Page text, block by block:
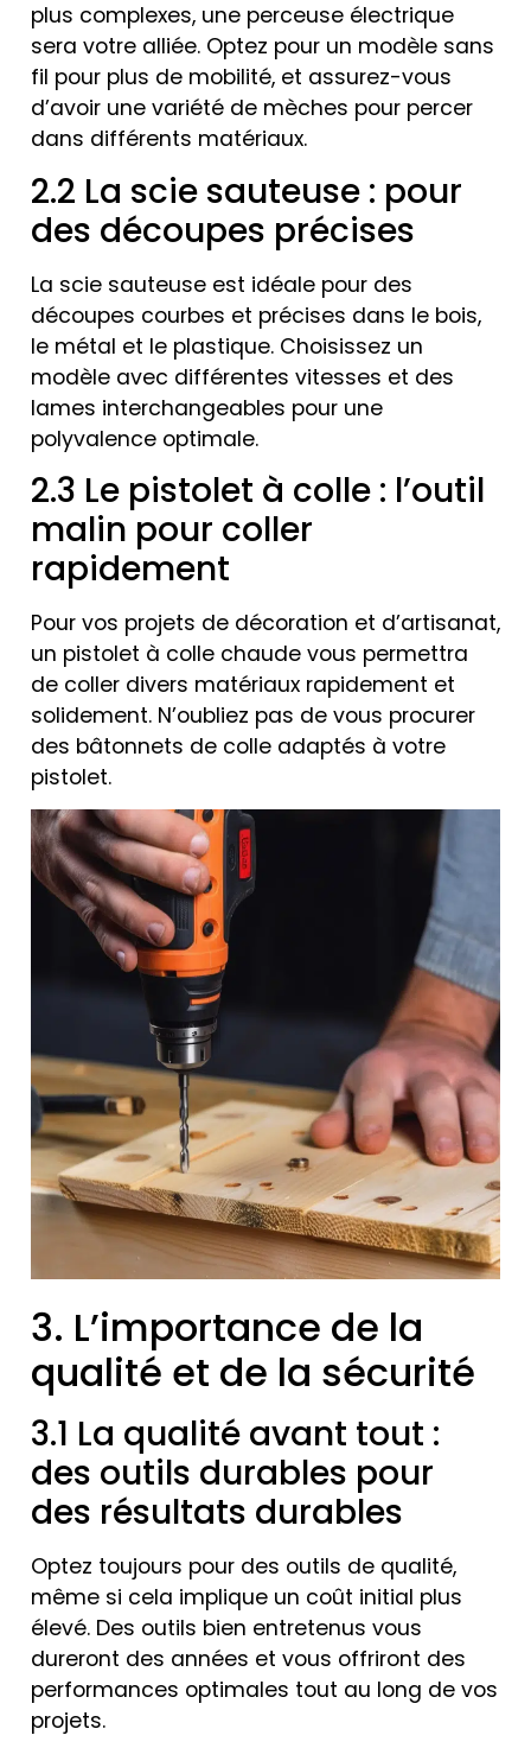
plus complexes, une perceuse électrique
sera votre alliée. Optez pour un modèle sans
fil pour plus de mobilité, et assurez-vous
d’avoir une variété de mèches pour percer
dans différents matériaux.
2.2 La scie sauteuse : pour
des découpes précises
La scie sauteuse est idéale pour des
découpes courbes et précises dans le bois,
le métal et le plastique. Choisissez un
modèle avec différentes vitesses et des
lames interchangeables pour une
polyvalence optimale.
2.3 Le pistolet à colle : l’outil
malin pour coller
rapidement
Pour vos projets de décoration et d’artisanat,
un pistolet à colle chaude vous permettra
de coller divers matériaux rapidement et
solidement. N’oubliez pas de vous procurer
des bâtonnets de colle adaptés à votre
pistolet.
3. L’importance de la
qualité et de la sécurité
3.1 La qualité avant tout :
des outils durables pour
des résultats durables
Optez toujours pour des outils de qualité,
même si cela implique un coût initial plus
élevé. Des outils bien entretenus vous
dureront des années et vous offriront des
performances optimales tout au long de vos
projets.